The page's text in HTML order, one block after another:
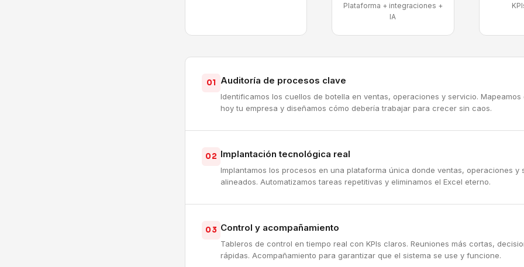
Plataforma + integraciones +
IA
01 Auditoría de procesos clave
Identificamos los cuellos de botella en ventas, operaciones y servicio. Mapeamos
hoy tu empresa y diseñamos cómo debería trabajar para crecer sin caos.
02 Implantación tecnológica real
Implantamos los procesos en una plataforma única donde ventas, operaciones y
alineados. Automatizamos tareas repetitivas y eliminamos el Excel eterno.
03 Control y acompañamiento
Tableros de control en tiempo real con KPIs claros. Reuniones más cortas,
rápidas. Acompañamiento para garantizar que el sistema se use y funcione.